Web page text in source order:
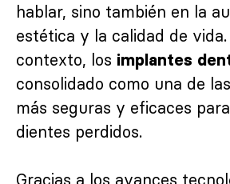
hablar, sino también en la
estética y la calidad de
contexto, los implantes
consolidado como una de
más seguras y eficaces
dientes perdidos.
Gracias a los avances